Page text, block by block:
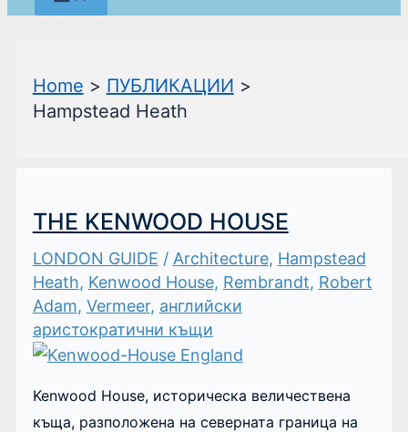
Home
ПУБЛИКАЦИИ
Hampstead Heath
THE KENWOOD HOUSE
LONDON GUIDE / Architecture, Hampstead
Heath, Kenwood House, Rembrandt, Robert
Adam, Vermeer, английски
аристократични къщи
Kenwood House, историческа величествена
къща, разположена на северната граница на